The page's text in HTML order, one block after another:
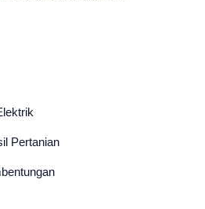
Pertanian